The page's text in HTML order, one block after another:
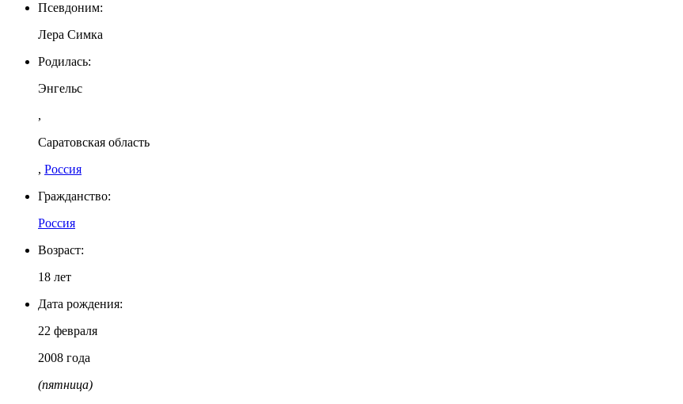
Псевдоним:
Лера Симка
Родилась:
Энгельс
,
Саратовская область
, Россия
Гражданство:
Россия
Возраст:
18 лет
Дата рождения:
22 февраля
2008 года
(пятница)